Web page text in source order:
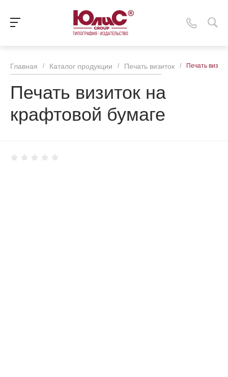
Главная / Каталог продукции / Печать визиток / Печать
Печать визиток на
крафтовой бумаге